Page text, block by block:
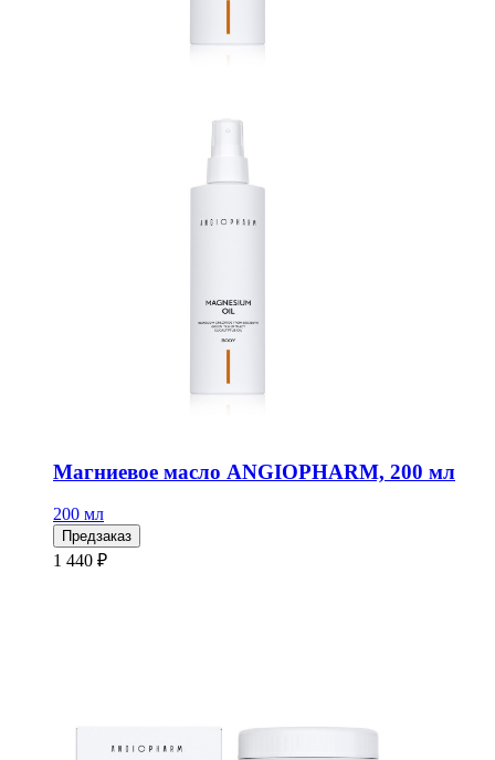
Магниевое масло ANGIOPHARM, 200 мл
200 мл
Предзаказ
1 440 ₽